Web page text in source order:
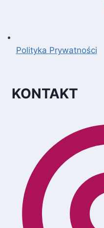
Polityka Prywatności
KONTAKT